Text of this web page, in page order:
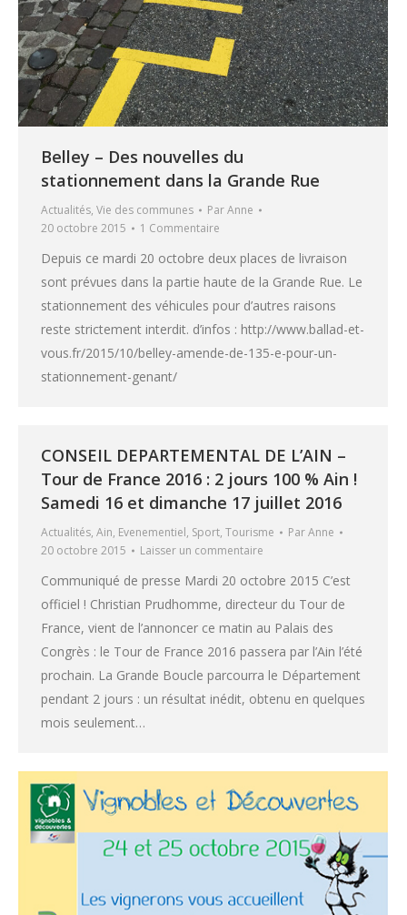
Belley – Des nouvelles du
stationnement dans la Grande Rue
Actualités, Vie des communes ParAnne
20 octobre 2015
1 Commentaire
Depuis ce mardi 20 octobre deux places de livraison
sont prévues dans la partie haute de la Grande Rue. Le
stationnement des véhicules pour d’autres raisons
reste strictement interdit. d’infos : http://www.ballad-et-
vous.fr/2015/10/belley-amende-de-135-e-pour-un-
stationnement-genant/
CONSEIL DEPARTEMENTAL DE L’AIN –
Tour de France 2016 : 2 jours 100 % Ain !
Samedi 16 et dimanche 17 juillet 2016
Actualités, Ain, Evenementiel, Sport, Tourisme ParAnne
20 octobre 2015
Laisser un commentaire
Communiqué de presse Mardi 20 octobre 2015 C’est
officiel ! Christian Prudhomme, directeur du Tour de
France, vient de l’annoncer ce matin au Palais des
Congrès : le Tour de France 2016 passera par l’Ain l’été
prochain. La Grande Boucle parcourra le Département
pendant 2 jours : un résultat inédit, obtenu en quelques
mois seulement…